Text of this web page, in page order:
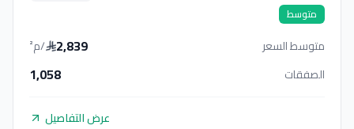
متوسط
متوسط السعر 2,839
/م²
الصفقات
1,058
عرض التفاصيل